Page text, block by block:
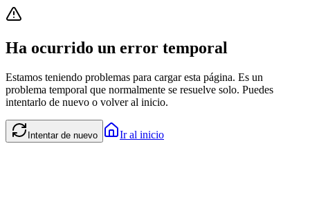
Ha ocurrido un error temporal
Estamos teniendo problemas para cargar esta página. Es un
problema temporal que normalmente se resuelve solo. Puedes
intentarlo de nuevo o volver al inicio.
Intentar de nuevo Ir al inicio